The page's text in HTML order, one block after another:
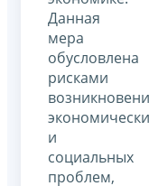
Данная
мера
обусловлена
рисками
и
социальных
проблем,